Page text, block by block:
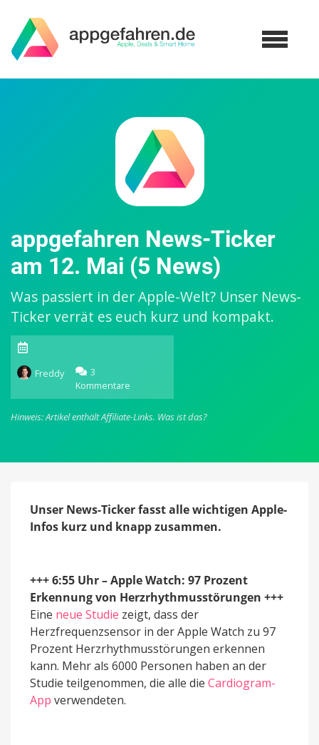
appgefahren News-Ticker
am 12. Mai (5 News)
Was passiert in der Apple-Welt? Unser News-
Ticker verrät es euch kurz und kompakt.
Freddy
3
Kommentare
appgefahren
News-
Mai
Hinweis: Artikel enthält Affiliate-Links. Was ist das?
Unser News-Ticker fasst alle wichtigen Apple-
Infos kurz und knapp zusammen.
+++ 6:55 Uhr – Apple Watch: 97 Prozent
Erkennung von Herzrhythmusstörungen +++
Eine neue Studie zeigt, dass der
Herzfrequenzsensor in der Apple Watch zu 97
Prozent Herzrhythmusstörungen erkennen
kann. Mehr als 6000 Personen haben an der
Studie teilgenommen, die alle die Cardiogram-
App verwendeten.